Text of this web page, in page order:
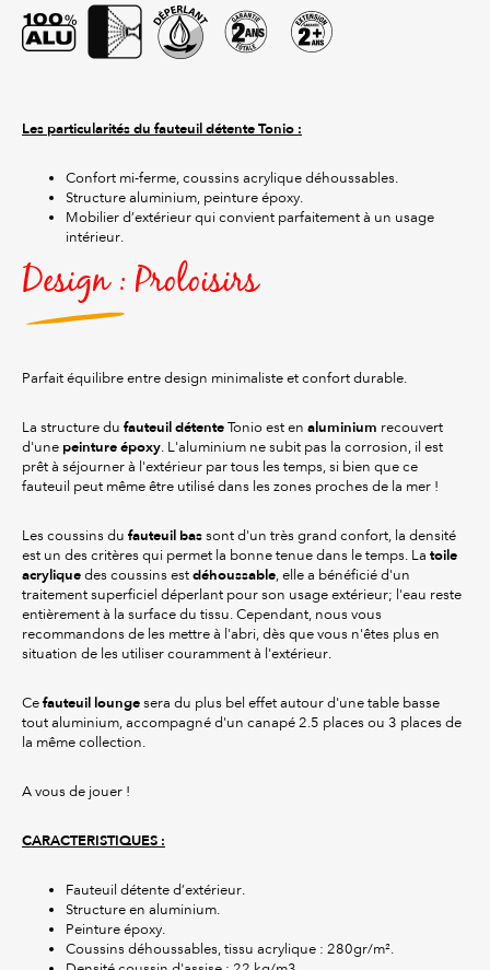
Les particularités du fauteuil détente Tonio :
Confort mi-ferme, coussins acrylique déhoussables.
Structure aluminium, peinture époxy.
Mobilier d’extérieur qui convient parfaitement à un usage
intérieur.
Design : Proloisirs
Parfait équilibre entre design minimaliste et confort durable.
La structure du fauteuil détente Tonio est en aluminium recouvert
d'une peinture époxy. L'aluminium ne subit pas la corrosion, il est
prêt à séjourner à l'extérieur par tous les temps, si bien que ce
fauteuil peut même être utilisé dans les zones proches de la mer !
Les coussins du fauteuil bas sont d'un très grand confort, la densité
est un des critères qui permet la bonne tenue dans le temps. La toile
acrylique des coussins est déhoussable, elle a bénéficié d'un
traitement superficiel déperlant pour son usage extérieur; l'eau reste
entièrement à la surface du tissu. Cependant, nous vous
recommandons de les mettre à l'abri, dès que vous n'êtes plus en
situation de les utiliser couramment à l'extérieur.
Ce fauteuil lounge sera du plus bel effet autour d'une table basse
tout aluminium, accompagné d'un canapé 2.5 places ou 3 places de
la même collection.
A vous de jouer !
CARACTERISTIQUES :
Fauteuil détente d’extérieur.
Structure en aluminium.
Peinture époxy.
Coussins déhoussables, tissu acrylique : 280gr/m².